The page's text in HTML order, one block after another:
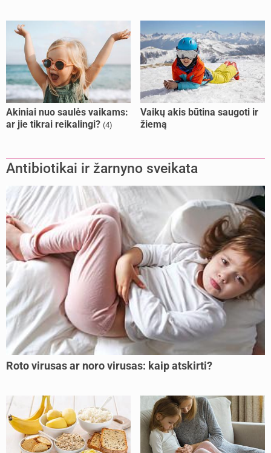
Akiniai nuo saulės vaikams:
ar jie tikrai reikalingi? (4)
Vaikų akis būtina saugoti ir
žiemą
Antibiotikai ir žarnyno sveikata
Roto virusas ar noro virusas: kaip atskirti?